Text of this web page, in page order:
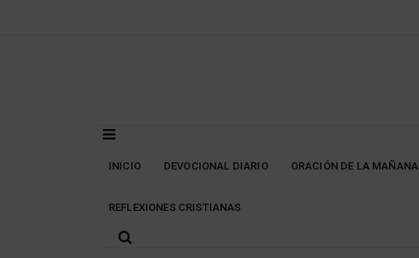
INICIO DEVOCIONAL DIARIO ORACIÓN DE LA MAÑANA
REFLEXIONES CRISTIANAS